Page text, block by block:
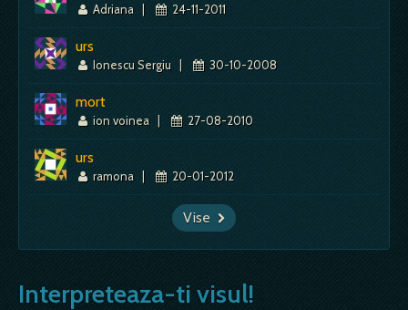
Adriana | 24-11-2011
urs
Ionescu Sergiu | 30-10-2008
mort
ion voinea | 27-08-2010
urs
ramona | 20-01-2012
Vise
Interpreteaza-ti visul!